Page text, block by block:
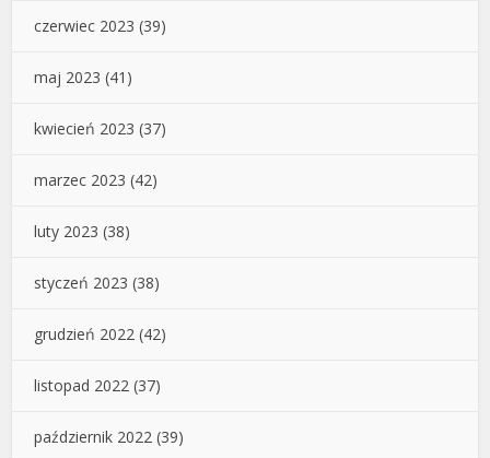
czerwiec 2023 (39)
maj 2023 (41)
kwiecień 2023 (37)
marzec 2023 (42)
luty 2023 (38)
styczeń 2023 (38)
grudzień 2022 (42)
listopad 2022 (37)
październik 2022 (39)